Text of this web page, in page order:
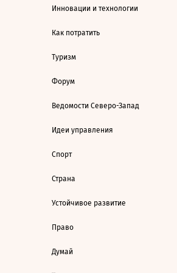
Инновации и технологии
Как потратить
Туризм
Форум
Ведомости Северо-Запад
Идеи управления
Спорт
Страна
Устойчивое развитие
Право
Думай